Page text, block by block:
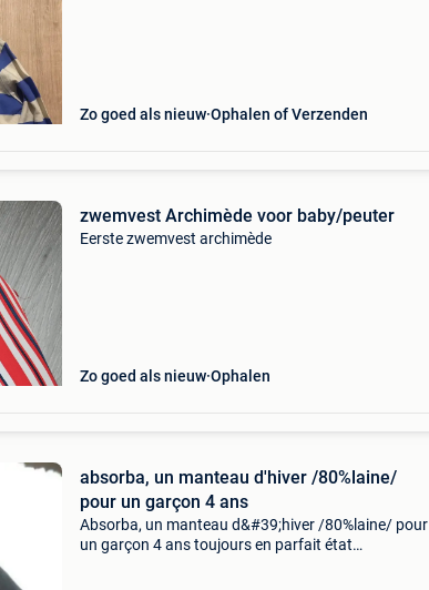
Zo goed als nieuw Ophalen of Verzenden
zwemvest Archimède voor baby/peuter
Eerste zwemvest archimède
Zo goed als nieuw Ophalen
absorba, un manteau d'hiver /80%laine/
pour un garçon 4 ans
Absorba, un manteau d&#39;hiver /80%laine/ pour
un garçon 4 ans toujours en parfait état